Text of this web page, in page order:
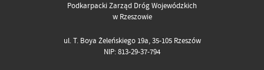
Podkarpacki Zarząd Dróg Wojewódzkich
w Rzeszowie
ul. T. Boya Żeleńskiego 19a, 35-105 Rzeszów
NIP: 813-29-37-794